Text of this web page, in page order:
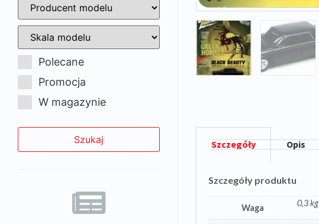
Polecane
Promocja
W magazynie
Szczegóły Opis
Szczegóły produktu
Waga 0,3 kg